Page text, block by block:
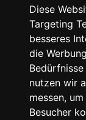
Diese
Targeting
besseres
die
nutzen wir
messen,
Besucher